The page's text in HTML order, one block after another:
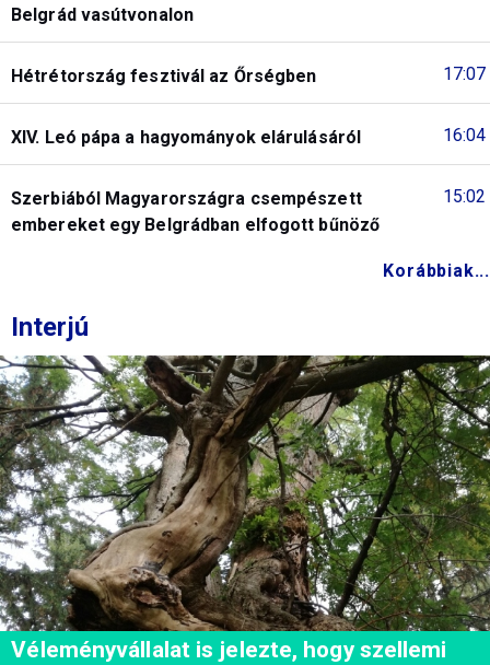
Belgrád vasútvonalon
17:07
Hétrétország fesztivál az Őrségben
16:04
XIV. Leó pápa a hagyományok elárulásáról
15:02
Szerbiából Magyarországra csempészett
embereket egy Belgrádban elfogott bűnöző
Korábbiak...
Interjú
Véleményvállalat is jelezte, hogy szellemi